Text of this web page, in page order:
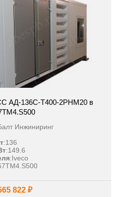
АД-136С-Т400-2РНМ20 в
Инжиниринг
:136
:149.6
:Iveco
822 ₽